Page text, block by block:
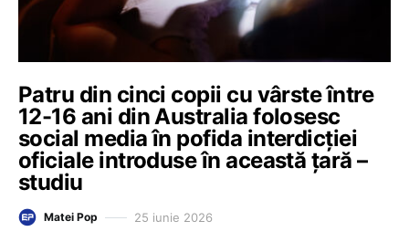
Patru din cinci copii cu vârste între
12-16 ani din Australia folosesc
social media în pofida interdicției
oficiale introduse în această țară –
studiu
Matei Pop 25 iunie 2026